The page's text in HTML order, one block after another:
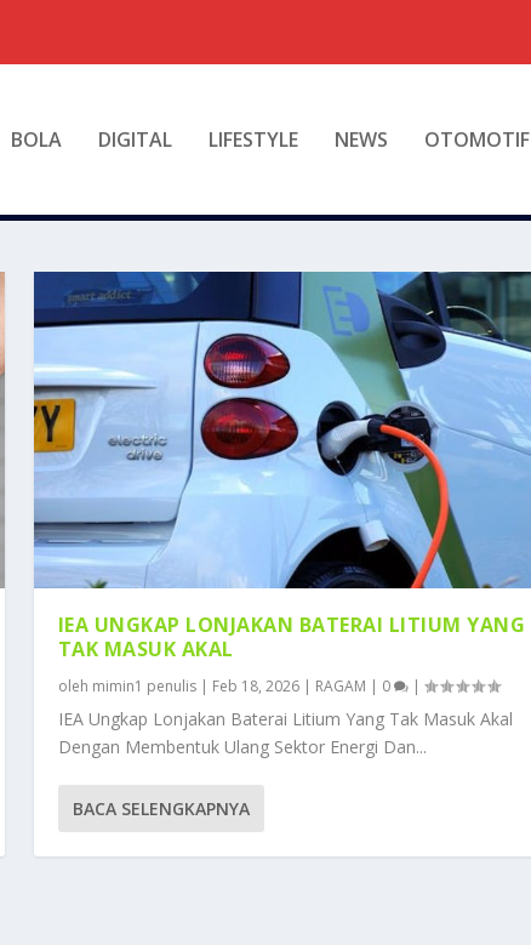
BOLA DIGITAL LIFESTYLE NEWS OTOMOTIF
IEA UNGKAP LONJAKAN BATERAI LITIUM YANG
TAK MASUK AKAL
oleh mimin1 penulis| Feb 18, 2026| RAGAM | 0 |
IEA Ungkap Lonjakan Baterai Litium Yang Tak Masuk Akal
Dengan Membentuk Ulang Sektor Energi Dan...
BACA SELENGKAPNYA